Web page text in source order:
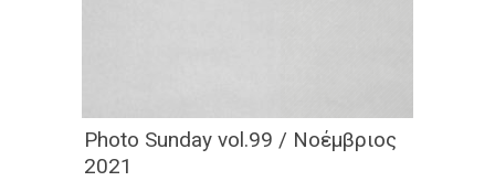
Photo Sunday vol.99 / Νοέμβριος
2021